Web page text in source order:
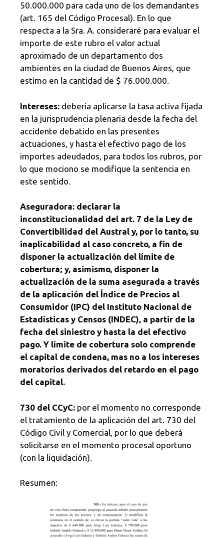
50.000.000 para cada uno de los demandantes
(art. 165 del Código Procesal). En lo que
respecta a la Sra. A. consideraré para evaluar el
importe de este rubro el valor actual
aproximado de un departamento dos
ambientes en la ciudad de Buenos Aires, que
estimo en la cantidad de $ 76.000.000.
Intereses: debería aplicarse la tasa activa fijada
en la jurisprudencia plenaria desde la fecha del
accidente debatido en las presentes
actuaciones, y hasta el efectivo pago de los
importes adeudados, para todos los rubros, por
lo que mociono se modifique la sentencia en
este sentido.
Aseguradora: declarar la
inconstitucionalidad del art. 7 de la Ley de
Convertibilidad del Austral y, por lo tanto, su
inaplicabilidad al caso concreto, a fin de
disponer la actualización del límite de
cobertura; y, asimismo, disponer la
actualización de la suma asegurada a través
de la aplicación del Índice de Precios al
Consumidor (IPC) del Instituto Nacional de
Estadísticas y Censos (INDEC), a partir de la
fecha del siniestro y hasta la del efectivo
pago. Y límite de cobertura solo comprende
el capital de condena, mas no a los intereses
moratorios derivados del retardo en el pago
del capital.
730 del CCyC: por el momento no corresponde
el tratamiento de la aplicación del art. 730 del
Código Civil y Comercial, por lo que deberá
solicitarse en el momento procesal oportuno
(con la liquidación).
Resumen: